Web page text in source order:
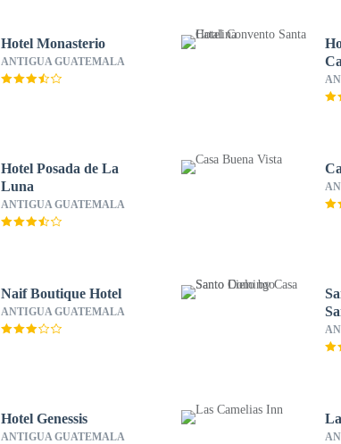
Hotel Monasterio
ANTIGUA GUATEMALA
Hotel Posada de La
Luna
ANTIGUA GUATEMALA
Naif Boutique Hotel
ANTIGUA GUATEMALA
Hotel Genessis
ANTIGUA GUATEMALA